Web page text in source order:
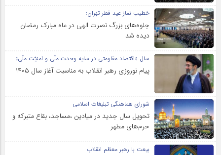
خطیب نماز عید فطر تهران:
جلوه‌های بزرگ نصرت الهی در ماه مبارک رمضان
دیده شد
سال «اقتصاد مقاومتی در سایه وحدت ملّی و امنیّت ملّی»
پیام نوروزی رهبر انقلاب به مناسبت آغاز سال ۱۴۰۵
شورای هماهنگی تبلیغات اسلامی
تحویل سال‌ جدید در میادین ،مساجد، بقاع متبرکه‌ و
حرم‌های‌ مطهر
بیعت با رهبر معظم انقلاب